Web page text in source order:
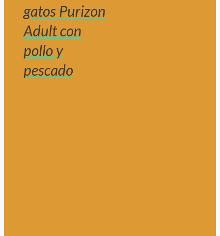
gatos Purizon
Adult con
pollo y
pescado